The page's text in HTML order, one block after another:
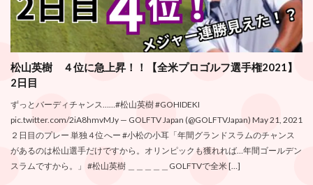
松山英樹 ４位に急上昇！！【全米プロゴルフ選手権2021】
2日目
ずっとバーディチャンス……#松山英樹 #GOHIDEKI
pic.twitter.com/2iA8hmvMJy — GOLFTV Japan (@GOLFTVJapan) May 21, 2021
２日目のプレー 単独４位へー #小松の小耳「年間グランドスラムのチャンス
があるのは松山選手だけですから。オリンピックも獲れれば…年間ゴールデン
スラムですから。」 #松山英樹 ＿＿＿＿＿GOLFTVで全米 […]